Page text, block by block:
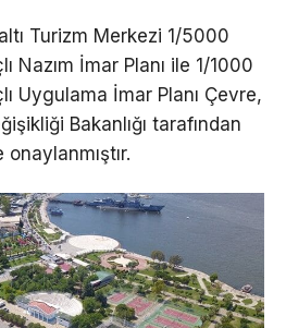
Turizm Merkezi 1/5000
Nazım İmar Planı ile 1/1000
Uygulama İmar Planı Çevre,
Bakanlığı tarafından